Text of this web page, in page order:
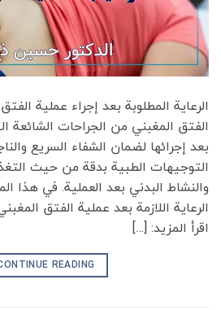
الرعاية المطلوبة بعد إجراء عملية
الفتق المغبني من الجراحات الشائعة
بعد إجرائها لضمان الشفاء السريع
التوجيهات الطبية بدقة من حيث
والنشاط البدني بعد العملية. في هذا
الرعاية اللازمة بعد عملية الفتق
اقرأ المزيد: […]
READING